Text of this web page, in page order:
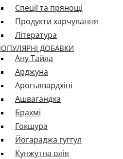
Спеції та прянощі
Продукти харчування
Література
ДОБАВКИ
Ану Тайла
Арджуна
Арогьявардхіні
Ашвагандха
Брахмі
Гокшура
Йогараджа гуггул
Кунжутна олія